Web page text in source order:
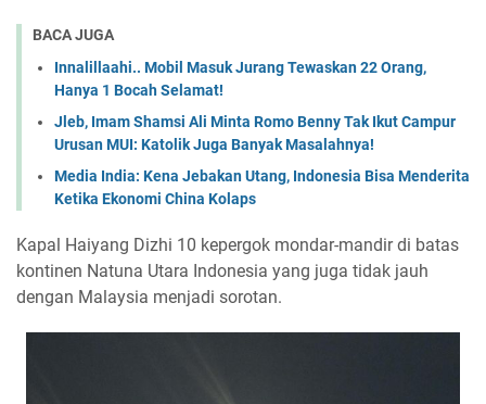
BACA JUGA
Innalillaahi.. Mobil Masuk Jurang Tewaskan 22 Orang,
Hanya 1 Bocah Selamat!
Jleb, Imam Shamsi Ali Minta Romo Benny Tak Ikut Campur
Urusan MUI: Katolik Juga Banyak Masalahnya!
Media India: Kena Jebakan Utang, Indonesia Bisa Menderita
Ketika Ekonomi China Kolaps
Kapal Haiyang Dizhi 10 kepergok mondar-mandir di batas
kontinen Natuna Utara Indonesia yang juga tidak jauh
dengan Malaysia menjadi sorotan.